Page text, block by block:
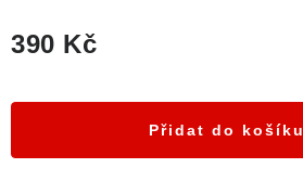
390 Kč
Přidat do košíku